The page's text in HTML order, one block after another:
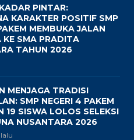
PINTAR:
KARAKTER POSITIF SMP
MEMBUKA JALAN
KE SMA PRADITA
TAHUN 2026
MENJAGA TRADISI
SMP NEGERI 4 PAKEM
19 SISWA LOLOS SELEKSI
NUSANTARA 2026